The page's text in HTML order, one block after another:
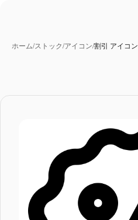
ホーム/ストック/アイコン/割引 アイコン